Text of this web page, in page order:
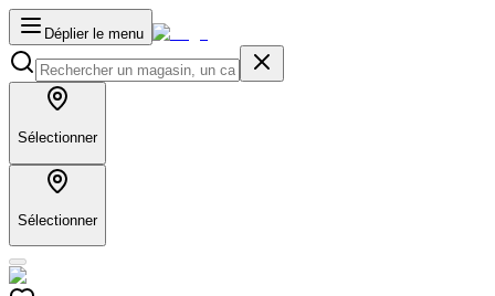
Déplier le menu
Sélectionner
Sélectionner